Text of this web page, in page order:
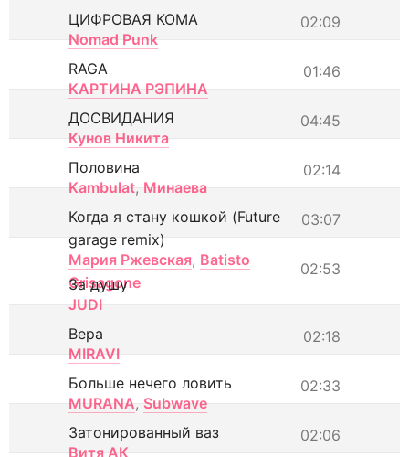
02:09
ЦИФРОВАЯ КОМА
Nomad Punk
01:46
RAGA
КАРТИНА РЭПИНА
04:45
ДОСВИДАНИЯ
Кунов Никита
02:14
Половина
Kambulat, Минаева
03:07
Когда я стану кошкой (Future
garage remix)
Мария Ржевская, Batisto
Grisagone
02:53
За душу
JUDI
02:18
Вера
MIRAVI
02:33
Больше нечего ловить
MURANA, Subwave
02:06
Затонированный ваз
Витя АК